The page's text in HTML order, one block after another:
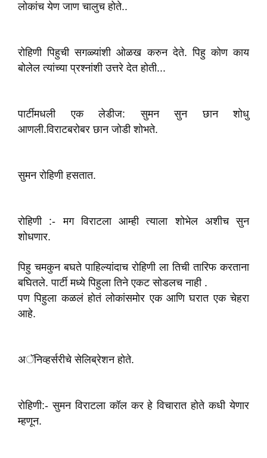
लोकांच येण जाण चालुच होते..
रोहिणी पिहुची सगळ्यांशी ओळख करुन देते. पिहु कोण काय
बोलेल त्यांच्या प्रश्नांशी उत्तरे देत होती...
पार्टीमधली एक लेडीज: सुमन सुन छान शोधु
आणली.विराटबरोबर छान जोडी शोभते.
सुमन रोहिणी हसतात.
रोहिणी :- मग विराटला आम्ही त्याला शोभेल अशीच सुन
शोधणार.
पिहु चमकुन बघते पाहिल्यांदाच रोहिणी ला तिची तारिफ करताना
बघितले. पार्टी मध्ये पिहुला तिने एकट सोडलच नाही ‌.
पण पिहुला कळलं होतं लोकांसमोर एक आणि घरात एक चेहरा
आहे.
अॅनिव्हर्सरीचे सेलिब्रेशन होते.
रोहिणी:- सुमन विराटला कॉल कर हे विचारात होते कधी ‌‌‌येणार
म्हणून.